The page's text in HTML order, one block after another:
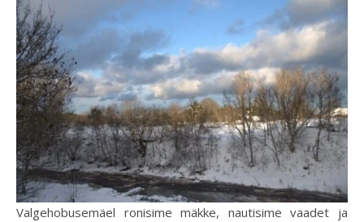
Valgehobusemäel ronisime mäkke, nautisime vaadet ja